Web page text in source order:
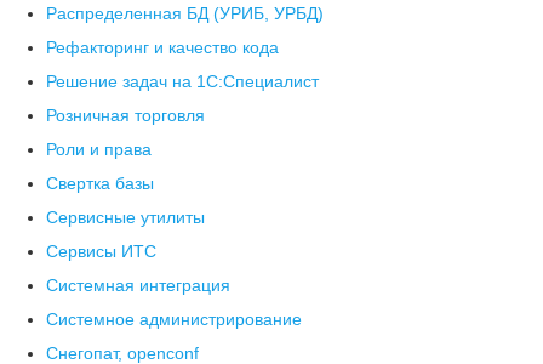
Распределенная БД (УРИБ, УРБД)
Рефакторинг и качество кода
Решение задач на 1С:Специалист
Розничная торговля
Роли и права
Свертка базы
Сервисные утилиты
Сервисы ИТС
Системная интеграция
Системное администрирование
Снегопат, openconf